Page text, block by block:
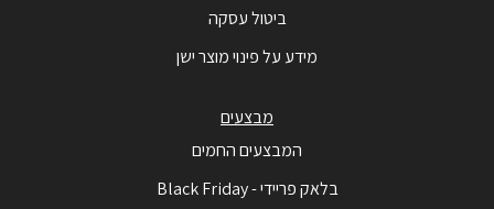
ביטול עסקה
מידע על פינוי מוצר ישן
מבצעים
המבצעים החמים
בלאק פריידי - Black Friday